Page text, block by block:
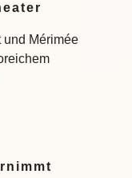
und Mérimée